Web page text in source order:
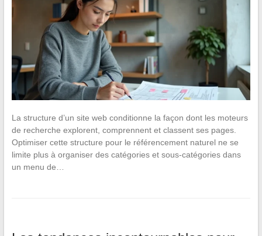
La structure d’un site web conditionne la façon dont les moteurs
de recherche explorent, comprennent et classent ses pages.
Optimiser cette structure pour le référencement naturel ne se
limite plus à organiser des catégories et sous-catégories dans
un menu de…